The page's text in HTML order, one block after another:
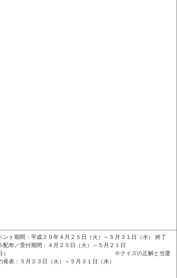
ント期間：平成２９年４月２５日（火）～５月３１日（水） 終了
布／受付期間：４月２５日（火）～５月２１日
日） ※クイズの正解と当選
発表：５月２３日（火）～５月３１日（水）